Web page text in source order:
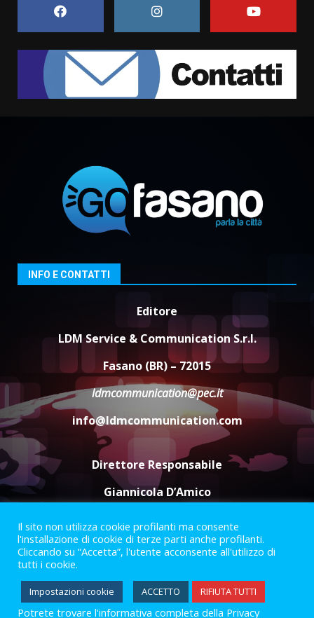
7 Agosto 2026 06:00
1
Grande successo per la “Sagra
del Pesce Spada” a Savelletri
9 Agosto 2026 07:32
ottenere l’iscrizione
8 Agosto 2026 19:55
3
La Banda Città di Fasano apre
Savelletri in festa, domani sera
grande spettacolo con Uccio De
Santis
8 Agosto 2026 07:30
Politiche Giovanili e Mobilità
Sostenibile: premiati gli studenti
universitari del bando “La strada
giusta”
8 Agosto 2026 07:15
INFO E CONTATTI
Editore
LDM Service & Communication S.r.l.
Fasano (BR) – 72015
ldmcommunication@pec.it
info@ldmcommunication.com
Direttore Responsabile
Giannicola D’Amico
Termini e Condizioni
Privacy Policy
Informazioni Legali
Facebook
Instagram
Youtube
Il sito non utilizza cookie profilanti ma consente
l'installazione di cookie di terze parti anche profilanti.
Cliccando su “Accetta”, l'utente acconsente all'utilizzo di
tutti i cookie.
Impostazioni cookie ACCETTO RIFIUTA TUTTI
Potrete trovare l'informativa completa della Privacy